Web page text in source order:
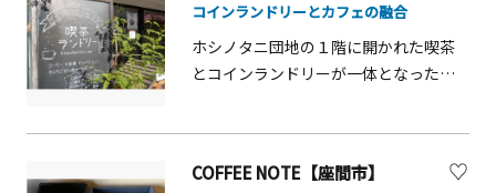
れたテニススクールの事務所が店舗内
にあるため、そこで受付をすれば、運
動した後に食事をすることもできま
い。
コインランドリーとカフェの融合
ホシノタニ団地の１階に開かれた喫茶
とコインランドリーが一体となったお
アイロン、スペースのレンタルも行っ
COFFEE NOTE【座間市】